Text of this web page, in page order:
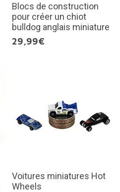
Blocs de construction
pour créer un chiot
bulldog anglais miniature
29,99€
Voitures miniatures Hot
Wheels